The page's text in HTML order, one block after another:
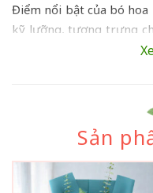
Điểm nổi bật của bó hoa
kỹ lưỡng, tượng trưng
xếp theo bố cục tròn
chính là đặc trưng của
Sản